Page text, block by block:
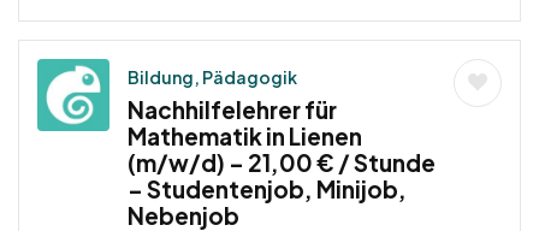
Bildung, Pädagogik
Nachhilfelehrer für
Mathematik in Lienen
(m/w/d) – 21,00 € / Stunde
– Studentenjob, Minijob,
Nebenjob